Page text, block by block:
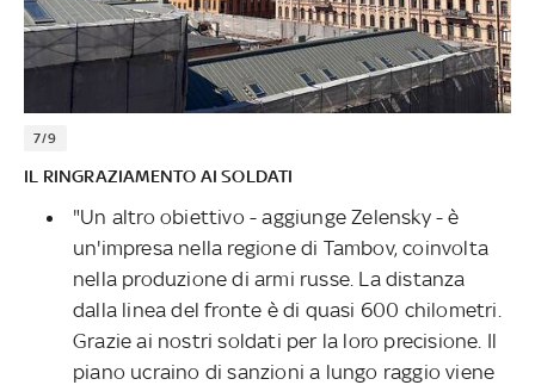
7/9
IL RINGRAZIAMENTO AI SOLDATI
"Un altro obiettivo - aggiunge Zelensky - è
un'impresa nella regione di Tambov, coinvolta
nella produzione di armi russe. La distanza
dalla linea del fronte è di quasi 600 chilometri.
Grazie ai nostri soldati per la loro precisione. Il
piano ucraino di sanzioni a lungo raggio viene